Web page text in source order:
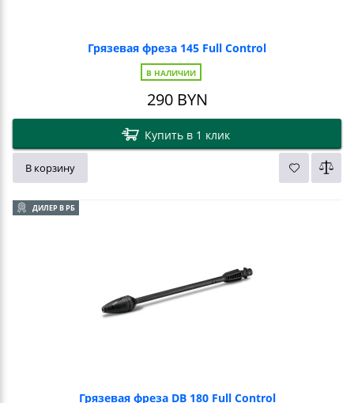
Грязевая фреза 145 Full Control
В НАЛИЧИИ
290BYN
Купить в 1 клик
В корзину
ДИЛЕР В РБ
Грязевая фреза DB 180 Full Control